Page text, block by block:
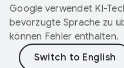
Google verwendet KI-
bevorzugte Sprache zu
können Fehler enthalten.